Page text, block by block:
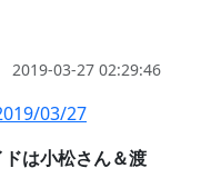
2019-03-27 02:29:46
は小松さん＆渡